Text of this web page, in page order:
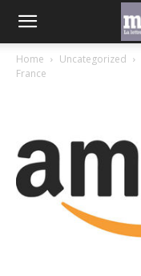
Home Uncategorized
France